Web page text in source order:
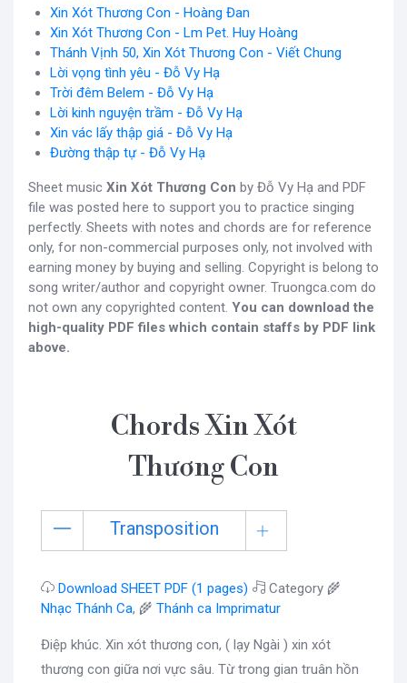
Xin Xót Thương Con - Hoàng Đan
Xin Xót Thương Con - Lm Pet. Huy Hoàng
Thánh Vịnh 50, Xin Xót Thương Con - Viết Chung
Lời vọng tình yêu - Đỗ Vy Hạ
Trời đêm Belem - Đỗ Vy Hạ
Lời kinh nguyện trầm - Đỗ Vy Hạ
Xin vác lấy thập giá - Đỗ Vy Hạ
Đường thập tự - Đỗ Vy Hạ
Sheet music Xin Xót Thương Con by Đỗ Vy Hạ and PDF
file was posted here to support you to practice singing
perfectly. Sheets with notes and chords are for reference
only, for non-commercial purposes only, not involved with
earning money by buying and selling. Copyright is belong to
song writer/author and copyright owner. Truongca.com do
not own any copyrighted content. You can download the
high-quality PDF files which contain staffs by PDF link
above.
Chords Xin Xót
Thương Con
Transposition
Download SHEET PDF (1 pages)
Category 🌾
Nhạc Thánh Ca, 🌾 Thánh ca Imprimatur
Điệp khúc. Xin xót thương con, ( lạy Ngài ) xin xót
thương con giữa nơi vực sâu. Từ trong gian truân hồn